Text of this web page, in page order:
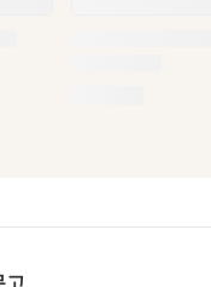
고